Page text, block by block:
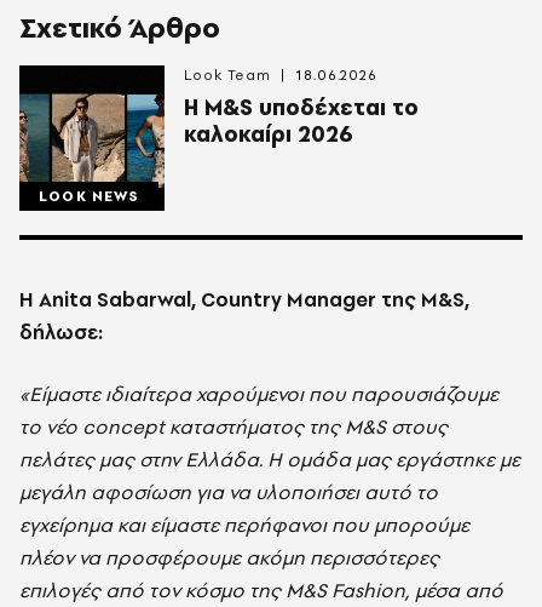
Σχετικό Άρθρο
LOOK NEWS
Η M&S υποδέχεται το
καλοκαίρι 2026
Look Team 18.06.2026
Η Anita Sabarwal, Country Manager της M&S,
δήλωσε:
«Είμαστε ιδιαίτερα χαρούμενοι που παρουσιάζουμε
το νέο concept καταστήματος της M&S στους
πελάτες μας στην Ελλάδα. Η ομάδα μας εργάστηκε με
μεγάλη αφοσίωση για να υλοποιήσει αυτό το
εγχείρημα και είμαστε περήφανοι που μπορούμε
πλέον να προσφέρουμε ακόμη περισσότερες
επιλογές από τον κόσμο της M&S Fashion, μέσα από